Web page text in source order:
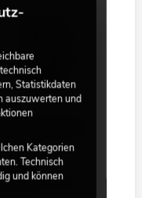
reicht ca. 6 Wo.
Statistikdaten
auszuwerten und
Kategorien
Technisch
und können